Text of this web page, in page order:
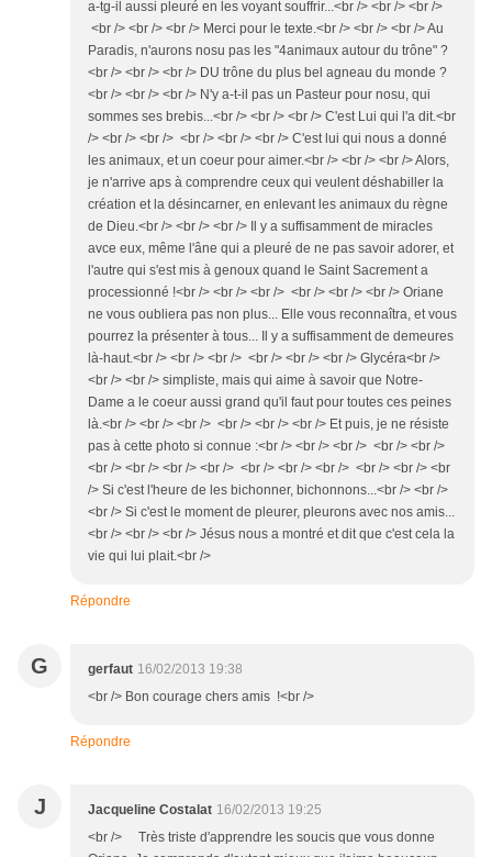
a-tg-il aussi pleuré en les voyant souffrir...<br /> <br /> <br />
<br /> <br /> <br /> Merci pour le texte.<br /> <br /> <br /> Au
Paradis, n'aurons nosu pas les "4animaux autour du trône" ?
<br /> <br /> <br /> DU trône du plus bel agneau du monde ?
<br /> <br /> <br /> N'y a-t-il pas un Pasteur pour nosu, qui
sommes ses brebis...<br /> <br /> <br /> C'est Lui qui l'a dit.<br
/> <br /> <br /> <br /> <br /> <br /> C'est lui qui nous a donné
les animaux, et un coeur pour aimer.<br /> <br /> <br /> Alors,
je n'arrive aps à comprendre ceux qui veulent déshabiller la
création et la désincarner, en enlevant les animaux du règne
de Dieu.<br /> <br /> <br /> Il y a suffisamment de miracles
avce eux, même l'âne qui a pleuré de ne pas savoir adorer, et
l'autre qui s'est mis à genoux quand le Saint Sacrement a
processionné !<br /> <br /> <br /> <br /> <br /> <br /> Oriane
ne vous oubliera pas non plus... Elle vous reconnaîtra, et vous
pourrez la présenter à tous... Il y a suffisamment de demeures
là-haut.<br /> <br /> <br /> <br /> <br /> <br /> Glycéra<br />
<br /> <br /> simpliste, mais qui aime à savoir que Notre-
Dame a le coeur aussi grand qu'il faut pour toutes ces peines
là.<br /> <br /> <br /> <br /> <br /> <br /> Et puis, je ne résiste
pas à cette photo si connue :<br /> <br /> <br /> <br /> <br />
<br /> <br /> <br /> <br /> <br /> <br /> <br /> <br /> <br /> <br
/> Si c'est l'heure de les bichonner, bichonnons...<br /> <br />
<br /> Si c'est le moment de pleurer, pleurons avec nos amis...
<br /> <br /> <br /> Jésus nous a montré et dit que c'est cela la
vie qui lui plait.<br />
Répondre
G gerfaut 16/02/2013 19:38
<br /> Bon courage chers amis !<br />
Répondre
J Jacqueline Costalat 16/02/2013 19:25
<br /> Très triste d'apprendre les soucis que vous donne